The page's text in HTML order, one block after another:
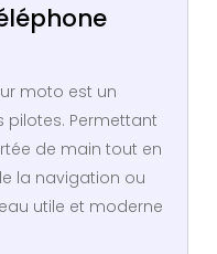
moto est un
Permettant
de main tout en
la navigation ou
utile et moderne